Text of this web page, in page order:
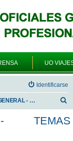
UO
Identificarse
FORO GENERAL - TEMAS PROFESIONALES
s
TEMAS